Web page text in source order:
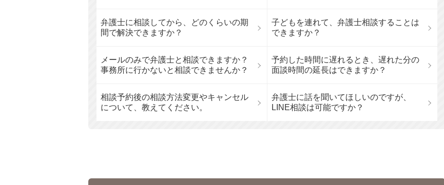
弁護士に相談してから、どのくらいの期
間で解決できますか？
子どもを連れて、弁護士相談することは
できますか？
メールのみで弁護士と相談できますか？
事務所に行かないと相談できませんか？
予約した時間に遅れるとき、遅れた分の
面談時間の延長はできますか？
相談予約後の相談方法変更やキャンセル
について、教えてください。
弁護士に話を聞いてほしいのですが、
LINE相談は可能ですか？